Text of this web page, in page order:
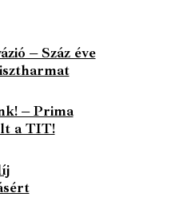
– Száz éve
– Prima
a TIT!